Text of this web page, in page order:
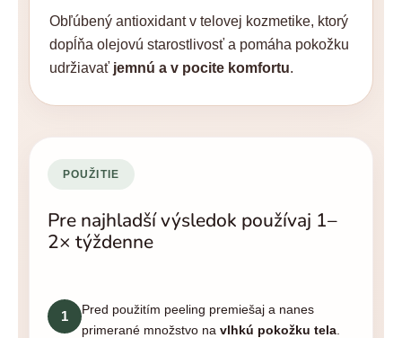
Obľúbený antioxidant v telovej kozmetike, ktorý
dopĺňa olejovú starostlivosť a pomáha pokožku
udržiavať jemnú a v pocite komfortu.
POUŽITIE
Pre najhladší výsledok používaj 1–
2× týždenne
1
Pred použitím peeling premiešaj a nanes
primerané množstvo na vlhkú pokožku tela